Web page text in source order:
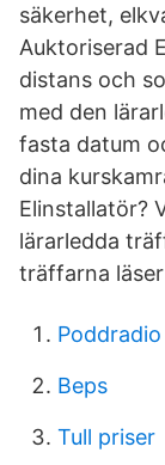
säkerhet,
Auktoriserad
distans och
med den
fasta datum
dina
Elinstallatör?
lärarledda
träffarna
Beps
Tull priser